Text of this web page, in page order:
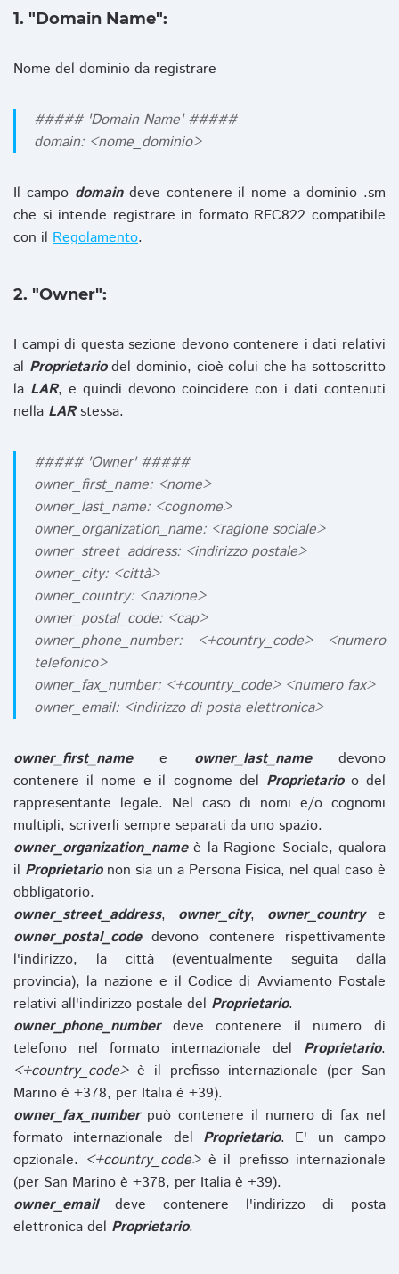
1. "Domain Name":
Nome del dominio da registrare
##### 'Domain Name' #####
domain: <nome_dominio>
Il campo domaindeve contenere il nome a dominio .sm
che si intende registrare in formato RFC822 compatibile
con il Regolamento.
2. "Owner":
I campi di questa sezione devono contenere i dati relativi
al Proprietariodel dominio, cioè colui che ha sottoscritto
la LAR, e quindi devono coincidere con i dati contenuti
nella LARstessa.
##### 'Owner' #####
owner_first_name: <nome>
owner_last_name: <cognome>
owner_organization_name: <ragione sociale>
owner_street_address: <indirizzo postale>
owner_city: <città>
owner_country: <nazione>
owner_postal_code: <cap>
owner_phone_number: <+country_code> <numero
telefonico>
owner_fax_number: <+country_code> <numero fax>
owner_email: <indirizzo di posta elettronica>
owner_first_namee owner_last_namedevono
contenere il nome e il cognome del Proprietarioo del
rappresentante legale. Nel caso di nomi e/o cognomi
multipli, scriverli sempre separati da uno spazio.
owner_organization_nameè la Ragione Sociale, qualora
il Proprietarionon sia un a Persona Fisica, nel qual caso è
obbligatorio.
owner_street_address, owner_city, owner_countrye
owner_postal_codedevono contenere rispettivamente
l'indirizzo, la città (eventualmente seguita dalla
provincia), la nazione e il Codice di Avviamento Postale
relativi all'indirizzo postale del Proprietario.
owner_phone_numberdeve contenere il numero di
telefono nel formato internazionale del Proprietario.
<+country_code>è il prefisso internazionale (per San
Marino è +378, per Italia è +39).
owner_fax_numberpuò contenere il numero di fax nel
formato internazionale del Proprietario. E' un campo
opzionale. <+country_code>è il prefisso internazionale
(per San Marino è +378, per Italia è +39).
owner_emaildeve contenere l'indirizzo di posta
elettronica del Proprietario.